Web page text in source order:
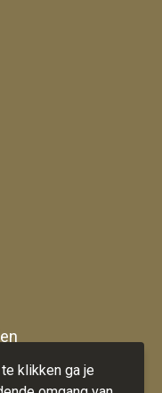
klikken ga je